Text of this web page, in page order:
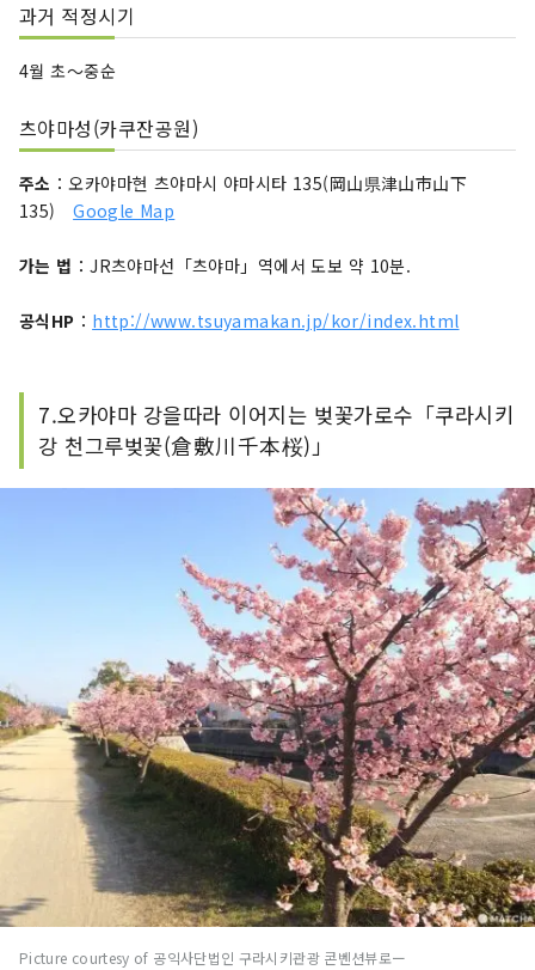
과거 적정시기
4월 초〜중순
츠야마성(카쿠잔공원)
주소 ：오카야마현 츠야마시 야마시타 135(岡山県津山市山下
135)Google Map
가는 법 ：JR츠야마선「츠야마」역에서 도보 약 10분.
공식HP ： http://www.tsuyamakan.jp/kor/index.html
7.오카야마 강을따라 이어지는 벚꽃가로수「쿠라시키
강 천그루벚꽃(倉敷川千本桜)」
Picture courtesy of 공익사단법인 구라시키관광 콘벤션뷰로ー